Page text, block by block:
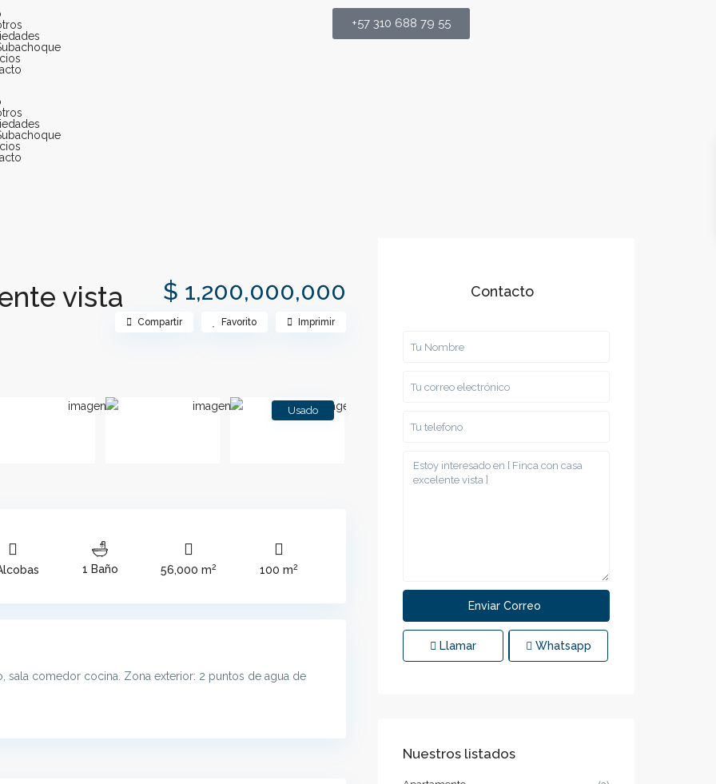
+57 310 688 79 55
vista $ 1,200,000,000
Compartir Favorito Imprimir
Usado
1 Baño 56,000 m2 100 m2
sala comedor cocina. Zona exterior: 2 puntos de agua de
Contacto
Llamar Whatsapp
Nuestros listados